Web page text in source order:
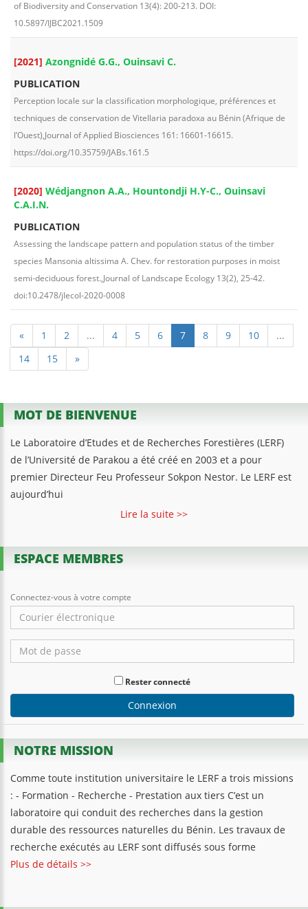
of Biodiversity and Conservation 13(4): 200-213. DOI:
10.5897/IJBC2021.1509
[2021] Azongnidé G.G., Ouinsavi C.
PUBLICATION
Perception locale sur la classification morphologique, préférences et
techniques de conservation de Vitellaria paradoxa au Bénin (Afrique de
l’Ouest),Journal of Applied Biosciences 161: 16601-16615.
https://doi.org/10.35759/JABs.161.5
[2020] Wédjangnon A.A., Hountondji H.Y-C., Ouinsavi
C.A.I.N.
PUBLICATION
Assessing the landscape pattern and population status of the timber
species Mansonia altissima A. Chev. for restoration purposes in moist
semi-deciduous forest.,Journal of Landscape Ecology 13(2), 25-42.
doi:10.2478/jlecol-2020-0008
« 1 2 ... 4 5 6 7 8 9 10
...
14
15 »
MOT DE BIENVENUE
Le Laboratoire d’Etudes et de Recherches Forestières (LERF)
de l’Université de Parakou a été créé en 2003 et a pour
premier Directeur Feu Professeur Sokpon Nestor. Le LERF est
aujourd’hui
Lire la suite >>
ESPACE MEMBRES
Connectez-vous à votre compte
Rester connecté
Connexion
NOTRE MISSION
Comme toute institution universitaire le LERF a trois missions
: - Formation - Recherche - Prestation aux tiers C’est un
laboratoire qui conduit des recherches dans la gestion
durable des ressources naturelles du Bénin. Les travaux de
recherche exécutés au LERF sont diffusés sous forme
Plus de détails >>